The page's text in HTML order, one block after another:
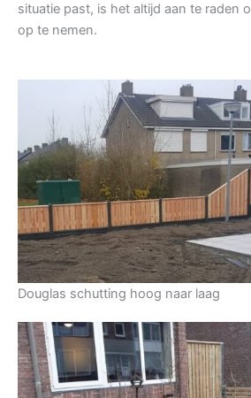
situatie past, is het altijd aan te raden
op te nemen.
Douglas schutting hoog naar laag